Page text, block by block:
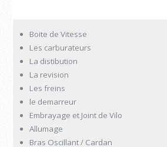
Boite de Vitesse
Les carburateurs
La distibution
La revision
Les freins
le demarreur
Embrayage et Joint de Vilo
Allumage
Bras Oscillant / Cardan